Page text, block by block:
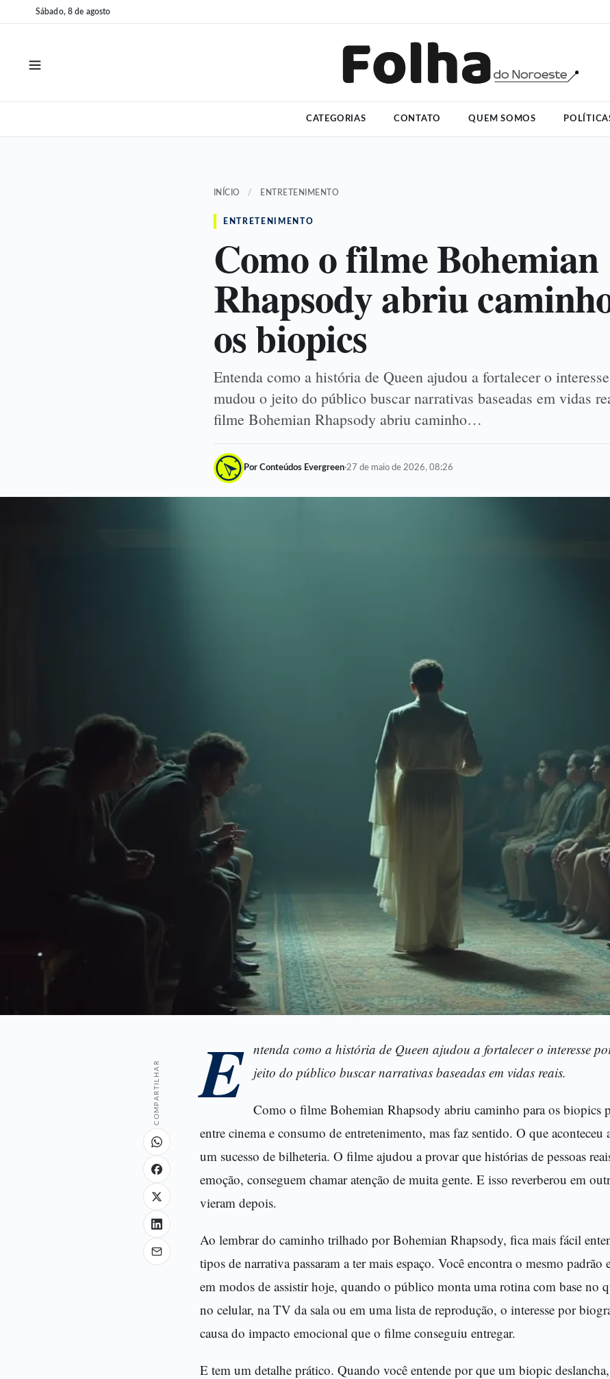
para
para
Sábado, 8 de agosto
CATEGORIAS CONTATO QUEM SOMOS
INÍCIO / ENTRETENIMENTO
ENTRETENIMENTO
Como o filme Bohemian
Rhapsody abriu
os biopics
Entenda como a história de Queen ajudou a fortalecer o
mudou o jeito do público buscar narrativas baseadas em vidas
filme Bohemian Rhapsody abriu caminho…
Por Conteúdos Evergreen·27 de maio de 2026, 08:26
COMPARTILHAR E ntenda como a história de Queen ajudou a fortalecer o interesse
jeito do público buscar narrativas baseadas em vidas reais.
Como o filme Bohemian Rhapsody abriu caminho para os biopics
entre cinema e consumo de entretenimento, mas faz sentido. O que
um sucesso de bilheteria. O filme ajudou a provar que histórias de pessoas
emoção, conseguem chamar atenção de muita gente. E isso reverberou em
vieram depois.
Ao lembrar do caminho trilhado por Bohemian Rhapsody, fica mais fácil
tipos de narrativa passaram a ter mais espaço. Você encontra o mesmo padrão
em modos de assistir hoje, quando o público monta uma rotina com base no
no celular, na TV da sala ou em uma lista de reprodução, o interesse por
causa do impacto emocional que o filme conseguiu entregar.
E tem um detalhe prático. Quando você entende por que um biopic deslancha,